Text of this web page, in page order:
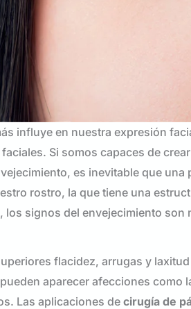
influye en nuestra expresión
Si somos capaces de
es inevitable que una
rostro, la que tiene una
signos del envejecimiento son
flacidez, arrugas y
aparecer afecciones como
Las aplicaciones de cirugía de